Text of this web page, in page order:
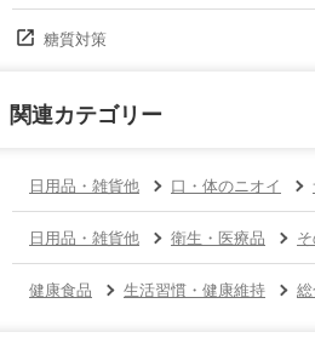
糖質対策
関連カテゴリー
日用品・雑貨他 口・体のニオイ
日用品・雑貨他 衛生・医療品
健康食品 生活習慣・健康維持